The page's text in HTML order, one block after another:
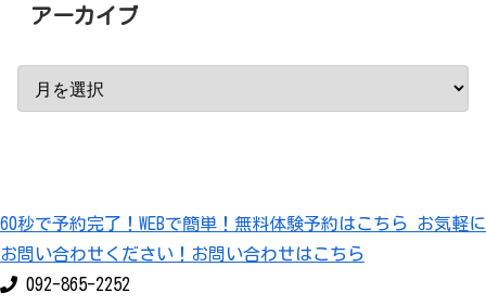
アーカイブ
60秒で予約完了！ WEBで簡単！無料体験予約はこちら
お気軽に
お問い合わせください！ お問い合わせはこちら
092-865-2252